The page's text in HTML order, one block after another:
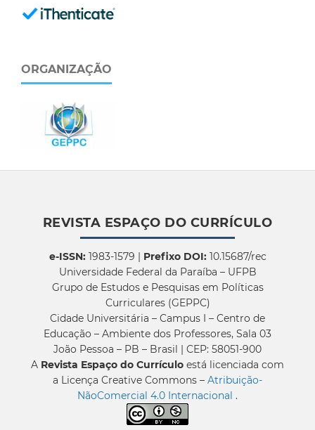
ORGANIZAÇÃO
REVISTA ESPAÇO DO CURRÍCULO
e-ISSN:1983-1579 | Prefixo DOI:10.15687/rec
Universidade Federal da Paraíba – UFPB
Grupo de Estudos e Pesquisas em Políticas
Curriculares (GEPPC)
Cidade Universitária – Campus I – Centro de
Educação – Ambiente dos Professores, Sala 03
João Pessoa – PB – Brasil | CEP: 58051-900
A Revista Espaço do Currículo está licenciada com
a Licença Creative Commons – Atribuição-
NãoComercial 4.0 Internacional .